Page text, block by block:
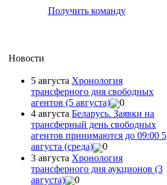
Получить команду
Новости
5 августа Хронология
трансферного дня свободных
агентов (5 августа)
0
4 августа Беларусь. Заявки на
трансферный день свободных
агентов принимаются до 09:00 5
августа (среда)
0
3 августа Хронология
трансферного дня аукционов (3
августа)
0